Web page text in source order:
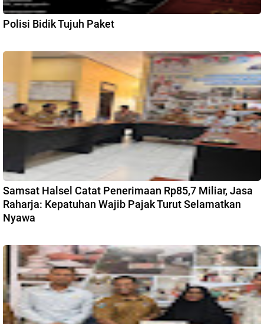
Polisi Bidik Tujuh Paket
Samsat Halsel Catat Penerimaan Rp85,7 Miliar, Jasa
Raharja: Kepatuhan Wajib Pajak Turut Selamatkan
Nyawa